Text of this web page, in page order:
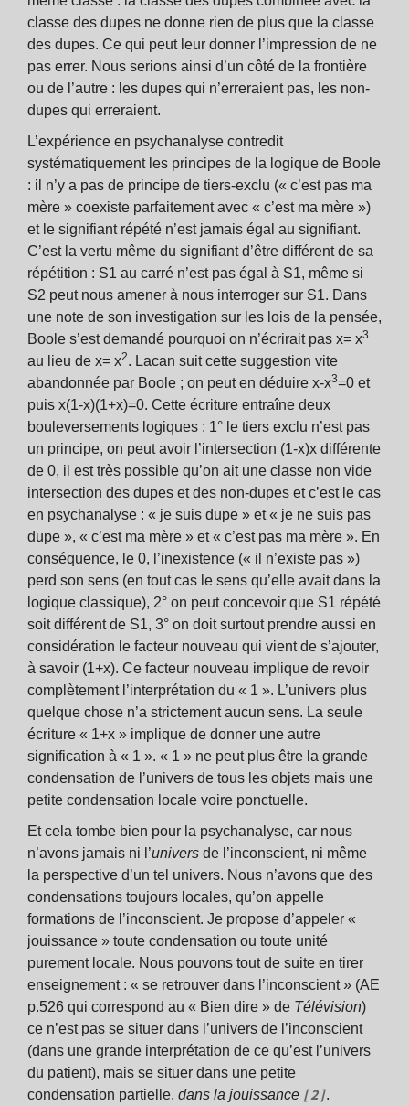
classe des dupes ne donne rien de plus que la classe
des dupes. Ce qui peut leur donner l’impression de ne
pas errer. Nous serions ainsi d’un côté de la frontière
ou de l’autre : les dupes qui n’erreraient pas, les non-
dupes qui erreraient.
L’expérience en psychanalyse contredit
systématiquement les principes de la logique de Boole
: il n’y a pas de principe de tiers-exclu (« c’est pas ma
mère » coexiste parfaitement avec « c’est ma mère »)
et le signifiant répété n’est jamais égal au signifiant.
C’est la vertu même du signifiant d’être différent de sa
répétition : S1 au carré n’est pas égal à S1, même si
S2 peut nous amener à nous interroger sur S1. Dans
une note de son investigation sur les lois de la pensée,
Boole s’est demandé pourquoi on n’écrirait pas x= x3
au lieu de x= x2. Lacan suit cette suggestion vite
abandonnée par Boole ; on peut en déduire x-x3=0 et
puis x(1-x)(1+x)=0. Cette écriture entraîne deux
bouleversements logiques : 1° le tiers exclu n’est pas
un principe, on peut avoir l’intersection (1-x)x différente
de 0, il est très possible qu’on ait une classe non vide
intersection des dupes et des non-dupes et c’est le cas
en psychanalyse : « je suis dupe » et « je ne suis pas
dupe », « c’est ma mère » et « c’est pas ma mère ». En
conséquence, le 0, l’inexistence (« il n’existe pas »)
perd son sens (en tout cas le sens qu’elle avait dans la
logique classique), 2° on peut concevoir que S1 répété
soit différent de S1, 3° on doit surtout prendre aussi en
considération le facteur nouveau qui vient de s’ajouter,
à savoir (1+x). Ce facteur nouveau implique de revoir
complètement l’interprétation du « 1 ». L’univers plus
quelque chose n’a strictement aucun sens. La seule
écriture « 1+x » implique de donner une autre
signification à « 1 ». « 1 » ne peut plus être la grande
condensation de l’univers de tous les objets mais une
petite condensation locale voire ponctuelle.
Et cela tombe bien pour la psychanalyse, car nous
n’avons jamais ni l’univers de l’inconscient, ni même
la perspective d’un tel univers. Nous n’avons que des
condensations toujours locales, qu’on appelle
formations de l’inconscient. Je propose d’appeler «
jouissance » toute condensation ou toute unité
purement locale. Nous pouvons tout de suite en tirer
enseignement : « se retrouver dans l’inconscient » (AE
p.526 qui correspond au « Bien dire » de Télévision)
ce n’est pas se situer dans l’univers de l’inconscient
(dans une grande interprétation de ce qu’est l’univers
du patient), mais se situer dans une petite
condensation partielle, dans la jouissance [2].